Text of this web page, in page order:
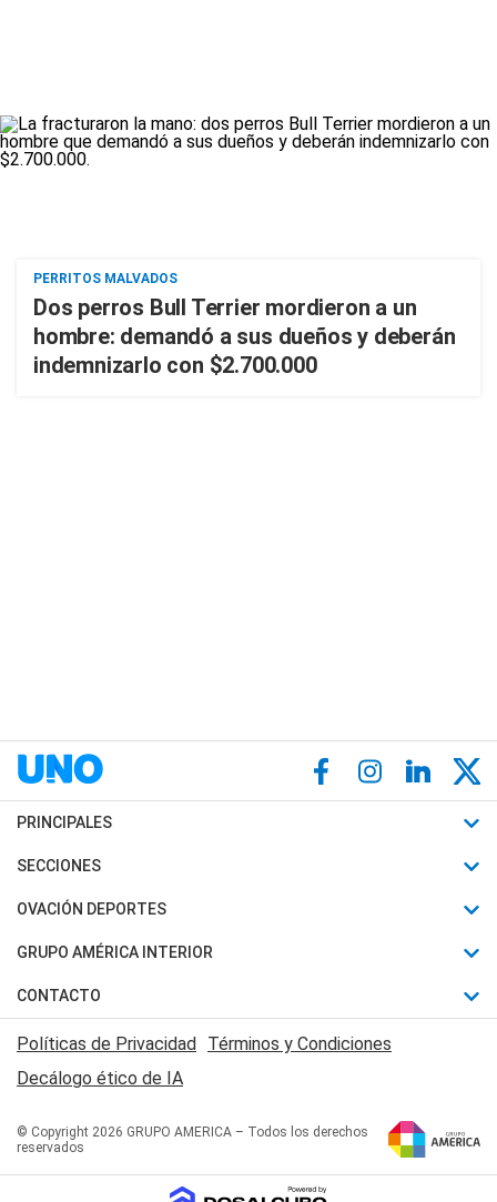
PERRITOS MALVADOS
Dos perros Bull Terrier mordieron a un
hombre: demandó a sus dueños y deberán
indemnizarlo con $2.700.000
PRINCIPALES
Últimas Noticias
Política
Judiciales
Economia
SECCIONES
Horóscopo
Motores
Trucos caseros
Series y Películas
Edictos y Solicitadas
OVACIÓN DEPORTES
Fútbol
Mundial
Automovilismo
Rugby
Básquet
GRUPO AMÉRICA INTERIOR
Canal 7 en Vivo
San Juan 8
CONTACTO
Acerca de Nosotros
Contactanos
Políticas de Privacidad Términos y Condiciones
Decálogo ético de IA
© Copyright 2026 GRUPO AMERICA – Todos los derechos
reservados